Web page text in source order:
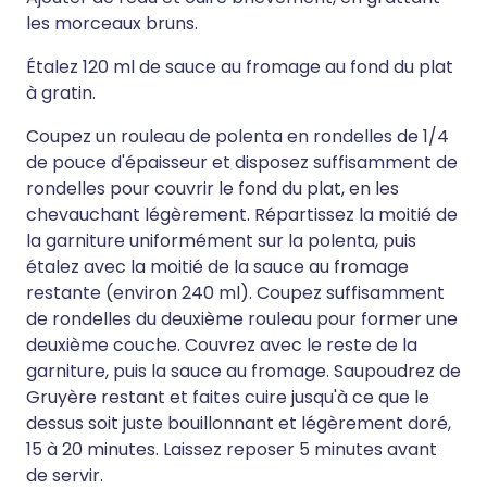
les morceaux bruns.
Étalez 120 ml de sauce au fromage au fond du plat
à gratin.
Coupez un rouleau de polenta en rondelles de 1/4
de pouce d'épaisseur et disposez suffisamment de
rondelles pour couvrir le fond du plat, en les
chevauchant légèrement. Répartissez la moitié de
la garniture uniformément sur la polenta, puis
étalez avec la moitié de la sauce au fromage
restante (environ 240 ml). Coupez suffisamment
de rondelles du deuxième rouleau pour former une
deuxième couche. Couvrez avec le reste de la
garniture, puis la sauce au fromage. Saupoudrez de
Gruyère restant et faites cuire jusqu'à ce que le
dessus soit juste bouillonnant et légèrement doré,
15 à 20 minutes. Laissez reposer 5 minutes avant
de servir.